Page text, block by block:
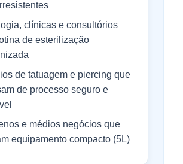
clínicas e consultórios
de esterilização
de tatuagem e piercing que
de processo seguro e
e médios negócios que
equipamento compacto (5L)